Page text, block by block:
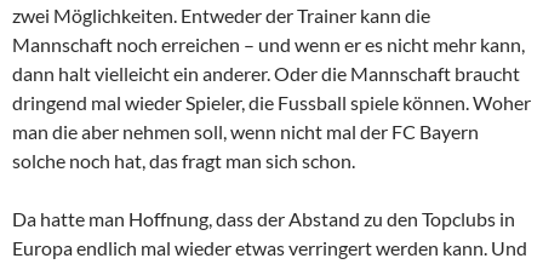
zwei Möglichkeiten. Entweder der Trainer kann die
Mannschaft noch erreichen – und wenn er es nicht mehr kann,
dann halt vielleicht ein anderer. Oder die Mannschaft braucht
dringend mal wieder Spieler, die Fussball spiele können. Woher
man die aber nehmen soll, wenn nicht mal der FC Bayern
solche noch hat, das fragt man sich schon.
Da hatte man Hoffnung, dass der Abstand zu den Topclubs in
Europa endlich mal wieder etwas verringert werden kann. Und